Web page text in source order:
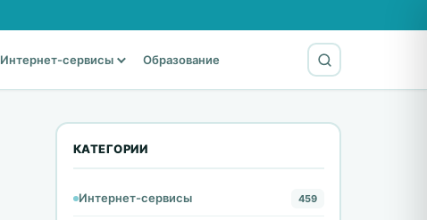
Интернет-сервисы Образование
КАТЕГОРИИ
Интернет-сервисы 459